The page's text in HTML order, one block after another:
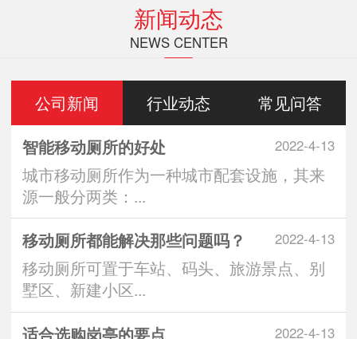
新闻动态
NEWS CENTER
公司新闻 行业动态 常见问答
2022-4-13
智能移动厕所的好处
城市移动厕所作为一种城市配套设施，其来
源一般分两类：...
2022-4-13
移动厕所都能解决那些问题吗？
移动厕所可置于车站、码头、旅游景点、别
墅区、新建小区...
2022-4-13
适合选购岗亭的要点